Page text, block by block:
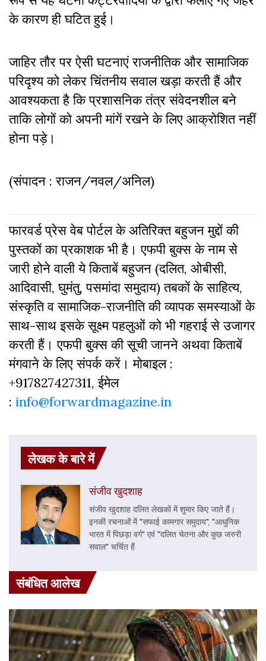
के कारण ही घटित हुई।
जाहिर तौर पर ऐसी घटनाएं राजनीतिक और सामाजिक
परिदृश्य को लेकर चिंतनीय सवाल खड़ा करती हैं और
आवश्यकता है कि प्रशासनिक तंत्र संवेदनशील बने
ताकि लोगों को अपनी मांगें रखने के लिए आक्रोशित नहीं
होना पड़े।
(संपादन : राजन/नवल/अनिल)
फारवर्ड प्रेस वेब पोर्टल के अतिरिक्‍त बहुजन मुद्दों की
पुस्‍तकों का प्रकाशक भी है। एफपी बुक्‍स के नाम से
जारी होने वाली ये किताबें बहुजन (दलित, ओबीसी,
आदिवासी, घुमंतु, पसमांदा समुदाय) तबकों के साहित्‍य,
संस्‍क‍ृति व सामाजिक-राजनीति की व्‍यापक समस्‍याओं के
साथ-साथ इसके सूक्ष्म पहलुओं को भी गहराई से उजागर
करती हैं। एफपी बुक्‍स की सूची जानने अथवा किताबें
मंगवाने के लिए संपर्क करें। मोबाइल :
+917827427311, ईमेल
: info@forwardmagazine.in
लेखक के बारे में
संजीव खुदशाह
संजीव खुदशाह दलित लेखकों में शुमार किए जाते हैं।
इनकी रचनाओं में "सफाई कामगार समुदाय", "आधुनिक
भारत में पिछड़ा वर्ग" एवं "दलित चेतना और कुछ जरुरी
सवाल" चर्चित हैं
संबंधित आलेख